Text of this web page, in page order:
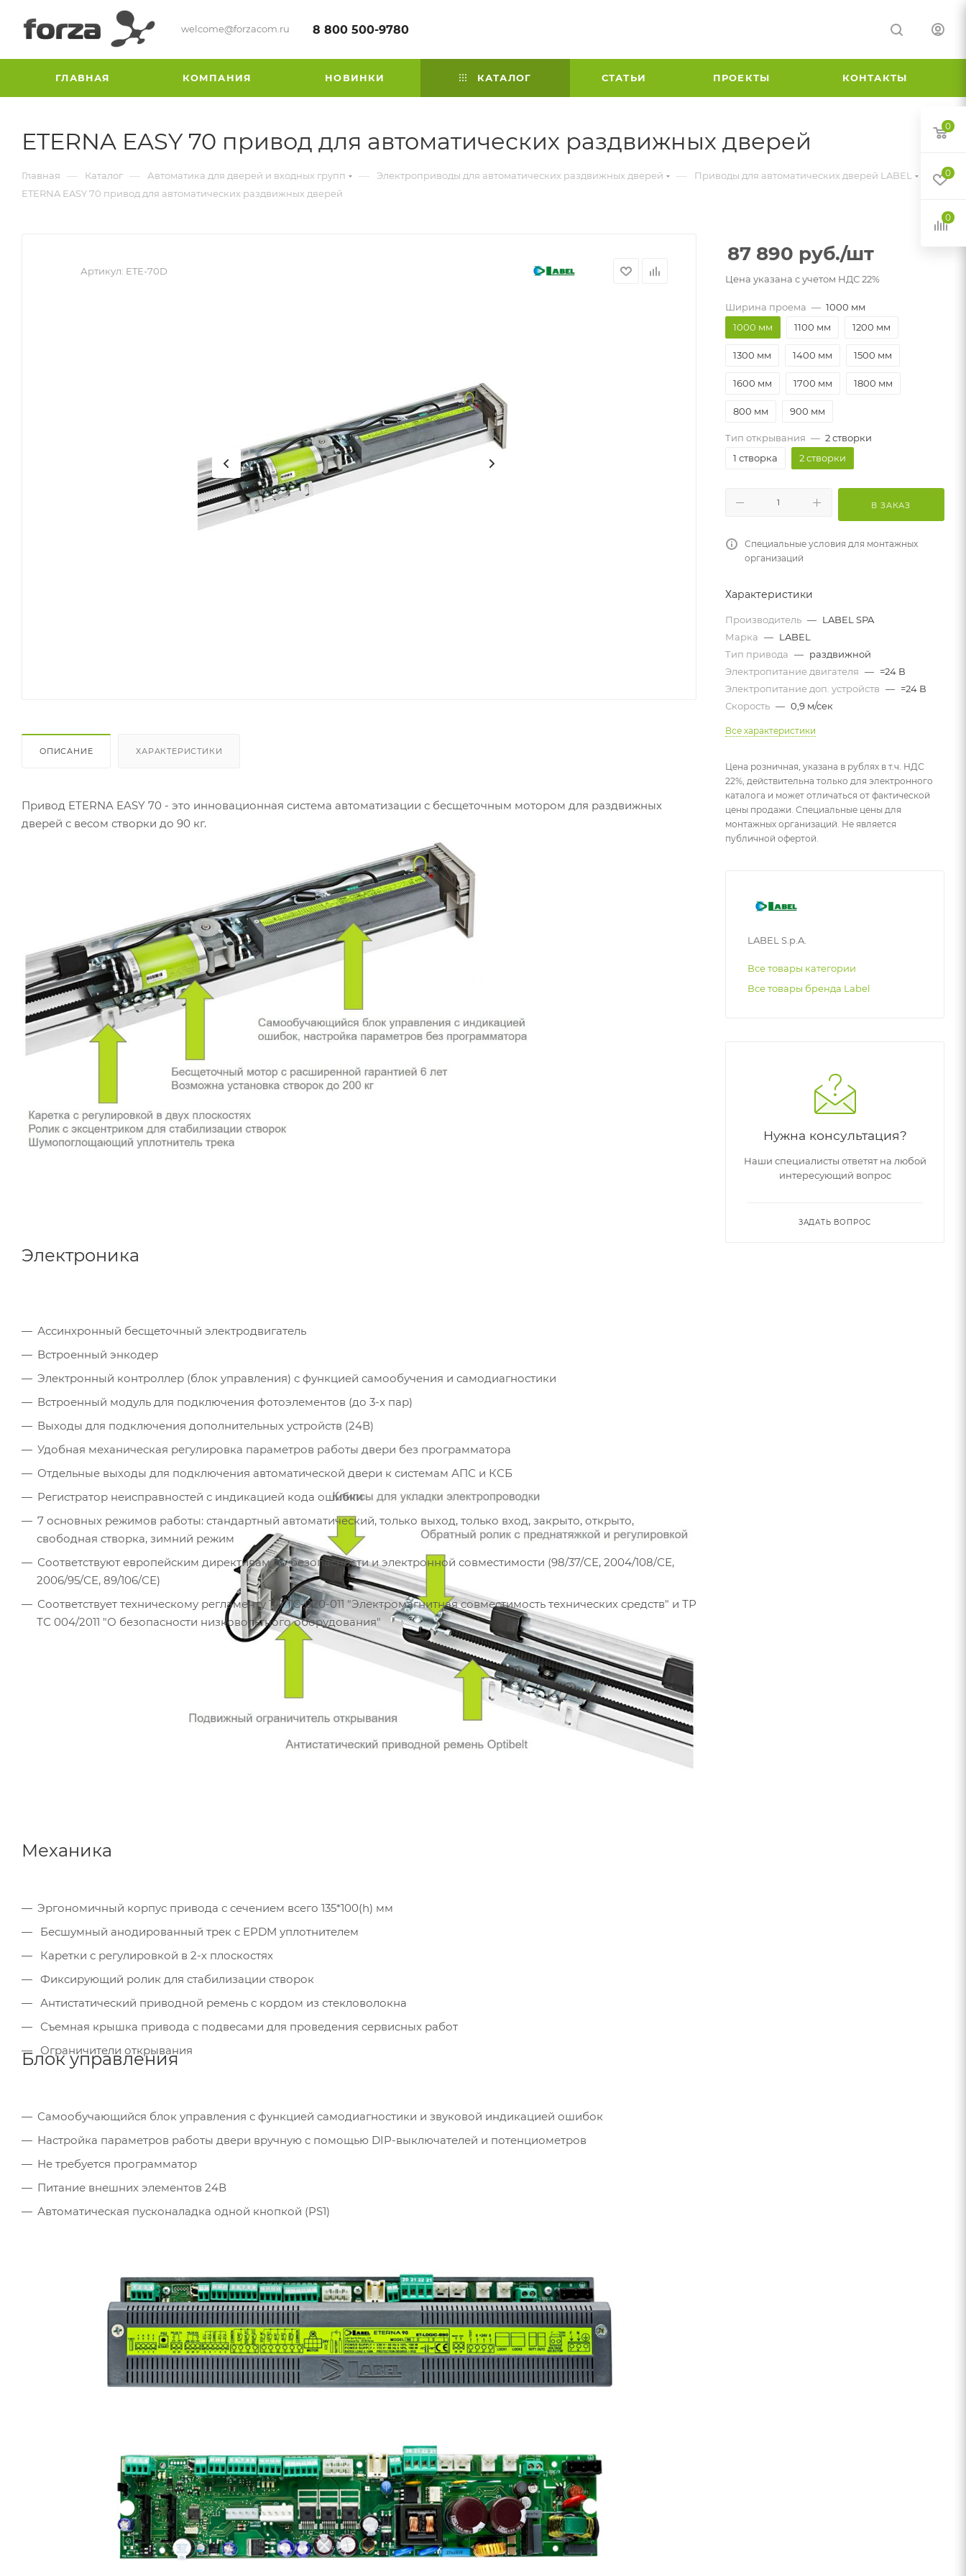
welcome@forzacom.ru 8 800 500-9780
ГЛАВНАЯ КОМПАНИЯ НОВИНКИ КАТАЛОГ СТАТЬИ ПРОЕКТЫ КОНТАКТЫ
ETERNA EASY 70 привод для автоматических раздвижных дверей
Главная — Каталог — Автоматика для дверей и входных групп — Электроприводы для автоматических раздвижных дверей — Приводы для автоматических дверей LABEL —
ETERNA EASY 70 привод для автоматических раздвижных дверей
Артикул: ETE-70D
ОПИСАНИЕ ХАРАКТЕРИСТИКИ
Привод ETERNA EASY 70 - это инновационная система автоматизации с бесщеточным мотором для раздвижных
дверей с весом створки до 90 кг.
Электроника
Ассинхронный бесщеточный электродвигатель
Встроенный энкодер
Электронный контроллер (блок управления) с функцией самообучения и самодиагностики
Встроенный модуль для подключения фотоэлементов (до 3-х пар)
Выходы для подключения дополнительных устройств (24В)
Удобная механическая регулировка параметров работы двери без программатора
Отдельные выходы для подключения автоматической двери к системам АПС и КСБ
Регистратор неисправностей с индикацией кода ошибки
7 основных режимов работы: стандартный автоматический, только выход, только вход, закрыто, открыто,
свободная створка, зимний режим
Соответствуют европейским директивам по безопасности и электронной совместимости (98/37/СЕ, 2004/108/СЕ,
2006/95/СЕ, 89/106/СЕ)
Соответствует техническому регламенту ТР ТС-020-011 "Электромагнитная совместимость технических средств" и ТР
ТС 004/2011 "О безопасности низковольтного оборудования"
Механика
Эргономичный корпус привода с сечением всего 135*100(h) мм
Бесшумный анодированный трек с EPDM уплотнителем
Каретки с регулировкой в 2-х плоскостях
Фиксирующий ролик для стабилизации створок
Антистатический приводной ремень с кордом из стекловолокна
Съемная крышка привода с подвесами для проведения сервисных работ
Ограничители открывания
Блок управления
Самообучающийся блок управления с функцией самодиагностики и звуковой индикацией ошибок
Настройка параметров работы двери вручную с помощью DIP-выключателей и потенциометров
Не требуется программатор
Питание внешних элементов 24В
Автоматическая пусконаладка одной кнопкой (PS1)
87 890 руб./шт
Цена указана с учетом НДС 22%
Ширина проема — 1000 мм
1000 мм
1100 мм 1200 мм
1300 мм 1400 мм 1500 мм
1600 мм 1700 мм 1800 мм
800 мм 900 мм
Тип открывания — 2 створки
1 створка
2 створки
В ЗАКАЗ
Специальные условия для монтажных
организаций
Характеристики
Производитель — LABEL SPA
Марка — LABEL
Тип привода — раздвижной
Электропитание двигателя — =24 В
Электропитание доп. устройств — =24 В
Скорость — 0,9 м/сек
Все характеристики
Цена розничная, указана в рублях в т.ч. НДС
22%, действительна только для электронного
каталога и может отличаться от фактической
цены продажи. Специальные цены для
монтажных организаций. Не является
публичной офертой.
LABEL S.p.A.
Все товары категории
Все товары бренда Label
Нужна консультация?
Наши специалисты ответят на любой
интересующий вопрос
ЗАДАТЬ ВОПРОС
0
0
0